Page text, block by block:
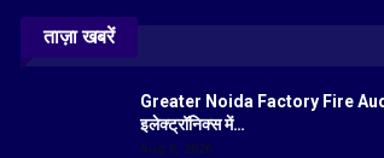
ताज़ा खबरें
Greater Noida Factory Fire
इलेक्ट्रॉनिक्स में…
Aug 6, 2026